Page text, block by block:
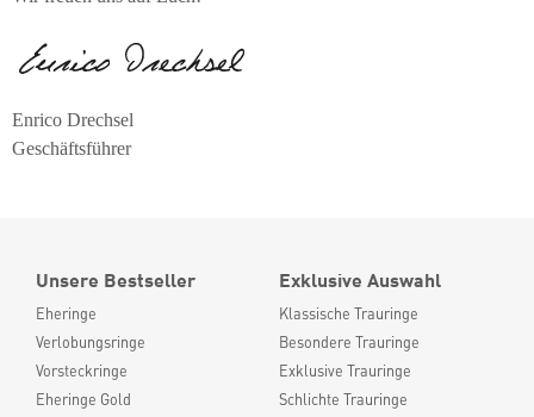
Enrico Drechsel
Geschäftsführer
Unsere Bestseller
Eheringe
Verlobungsringe
Vorsteckringe
Eheringe Gold
Exklusive Auswahl
Klassische Trauringe
Besondere Trauringe
Exklusive Trauringe
Schlichte Trauringe